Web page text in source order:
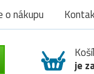
o nákupu
je